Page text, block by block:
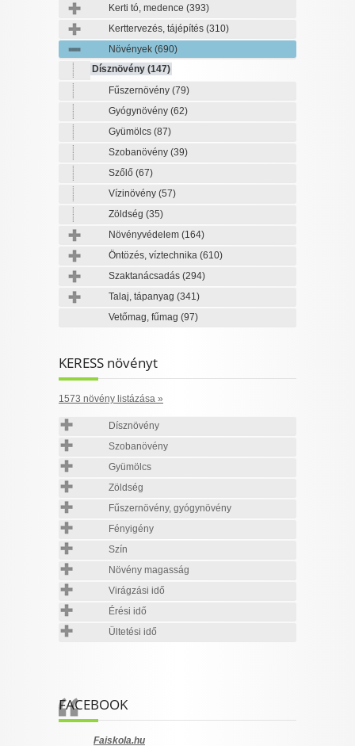
Kerti tó, medence (393)
Kerttervezés, tájépítés (310)
Növények (690)
Dísznövény (147)
Fűszernövény (79)
Gyógynövény (62)
Gyümölcs (87)
Szobanövény (39)
Szőlő (67)
Vízinövény (57)
Zöldség (35)
Növényvédelem (164)
Öntözés, víztechnika (610)
Szaktanácsadás (294)
Talaj, tápanyag (341)
Vetőmag, fűmag (97)
KERESS növényt
1573 növény listázása »
Dísznövény
Szobanövény
Gyümölcs
Zöldség
Fűszernövény, gyógynövény
Fényigény
Szín
Növény magasság
Virágzási idő
Érési idő
Ültetési idő
FACEBOOK
Faiskola.hu